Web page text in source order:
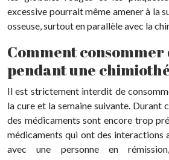
excessive pourrait même amener à la
osseuse, surtout en parallèle avec la
Comment consommer
pendant une
Il est strictement interdit de
la cure et la semaine suivante. Durant
des médicaments sont encore trop
médicaments qui ont des interactions
avec une personne en